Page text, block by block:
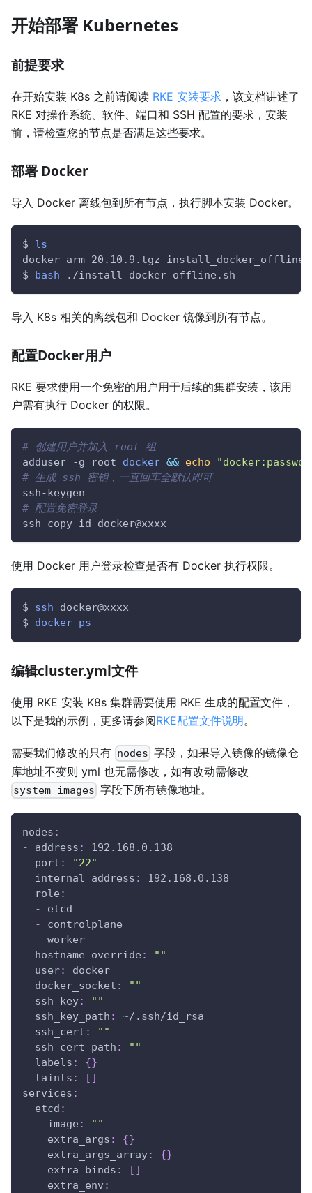
开始部署 Kubernetes
前提要求
在开始安装 K8s 之前请阅读 RKE 安装要求 ，该文档讲述了
RKE 对操作系统、软件、端口和 SSH 配置的要求，安装
前，请检查您的节点是否满足这些要求。
部署 Docker
导入 Docker 离线包到所有节点，执行脚本安装 Docker。
$ ls
docker-arm-20.10.9.tgz
$ bash ./install_docker_offline.sh
导入 K8s 相关的离线包和 Docker 镜像到所有节点。
配置Docker用户
RKE 要求使用一个免密的用户用于后续的集群安装，该用
户需有执行 Docker 的权限。
# 创建用户并加入 root 组
adduser
-g root docker && echo
# 生成 ssh 密钥，一直回车全默认即可
ssh-keygen
# 配置免密登录
ssh-copy-id docker@xxxx
使用 Docker 用户登录检查是否有 Docker 执行权限。
$ ssh docker@xxxx
$ docker ps
编辑cluster.yml文件
使用 RKE 安装 K8s 集群需要使用 RKE 生成的配置文件，
以下是我的示例，更多请参阅RKE配置文件说明。
需要我们修改的只有 nodes 字段，如果导入镜像的镜像仓
库地址不变则 yml 也无需修改，如有改动需修改
system_images 字段下所有镜像地址。
nodes :
-
address :
192.168.0.138
port :
"22"
internal_address :
192.168.0.138
role :
-
etcd
-
controlplane
-
worker
hostname_override :
""
user:
docker
docker_socket :
""
ssh_key:
""
ssh_key_path :
~/.ssh/id_rsa
ssh_cert :
""
ssh_cert_path :
""
labels : {}
taints : [ ]
services :
etcd :
image :
""
extra_args : {}
extra_args_array: {}
extra_binds : [ ]
extra_env :